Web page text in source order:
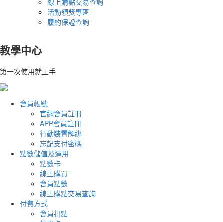
活動領獎專區
履約保證查詢
教學中心
第一次使用就上手
會員帳號
官網會員註冊
APP會員註冊
行動裝置解綁
忘記支付密碼
點數儲值及運用
點數卡
線上購買
會員點數
線上購點交易查詢
付費方式
會員扣點